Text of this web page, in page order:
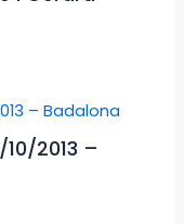
2013 –